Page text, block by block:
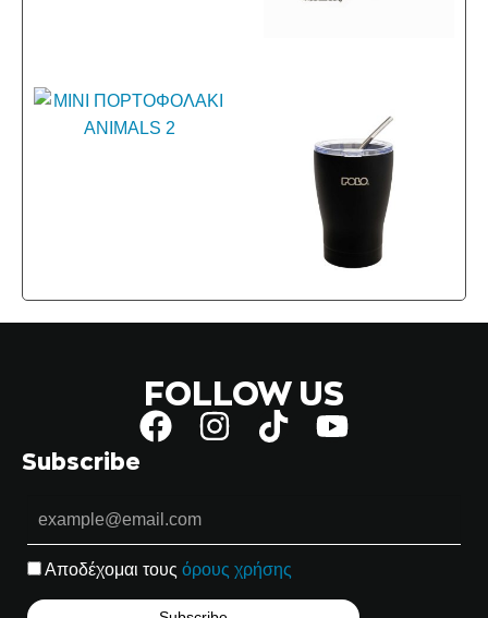
FOLLOW US
Subscribe
Αποδέχομαι τους όρους χρήσης